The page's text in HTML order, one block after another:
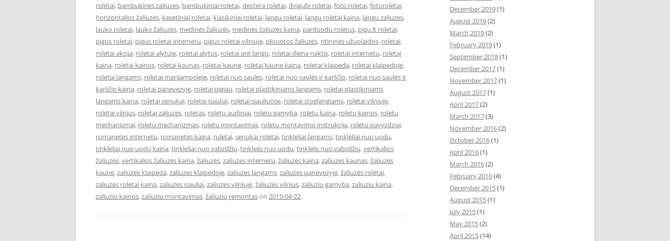
roletai, bambukines zaliuzes, bambukiniai roletai,dextera roletai,dvigubi roletai,foto roletai,fotoroletai,
horizontalios žaliuzės, kasetiniai roletai, klasikiniai roletai, langu roletai, langu roletai kaina, langu zaliuzes,
lauko roletai, lauko žaliuzės, medinės žaliuzės, medinės žaliuzės kaina, parduodu roletus, pigu.lt roletai,
pigus roletai, pigus roletai internetu, pigus roletai vilniuje, plisuotos žaliuzės, ritininės užuolaidos, roletai,
roletai akcija, roletai alytuje, roletai alytus, roletai ant langu, roletai diena naktis, roletai internetu, roletai
kaina, roletai kainos, roletai kaunas, roletai kaune, roletai kaune kaina, roletai klaipeda, roletai klaipedoje,
roletai langams, roletai marijampoleje, roletai nuo saulės, roletai nuo saulės ir karščio, roletai nuo saulės ir
karščio kaina, roletai panevezyje, roletai pigiau, roletai plastikiniams langams, roletai plastikiniams
langams kaina, roletai senukai, roletai siauliai, roletai siauliuose, roletai stoglangiams, roletai vilniuje,
roletai vilnius, roletai zaliuzes, roletas, roletu audiniai, roletu gamyba, roletu kaina, roletų kainos, roletu
mechanizmai, roletu mechanizmas, roletu montavimas, roletu montavimo instrukcija, roletu pavyzdziai,
romanetes internetu, romanetes kaina, ruletai,senukai roletai,tinkleliai langams,tinkleliai nuo uodu,
tinkleliai nuo uodų kaina,tinkleliai nuo vabzdžių,tinklelis nuo uodu,tinklelis nuo vabzdžių,vertikalios
žaliuzės,vertikalios žaliuzės kaina,žaliuzės,zaliuzes internetu,žaliuzės kaina,zaliuzes kaunas,žaliuzės
kaune,zaliuzes klaipeda,zaliuzes klaipedoje,zaliuzes langams,zaliuzes panevezyje,žaliuzės roletai,
zaliuzes roletai kaina,zaliuzes siauliai,zaliuzes vilniuje,žaliuzės vilnius,zaliuziu gamyba,zaliuziu kaina,
zaliuziu kainos,zaliuziu montavimas,žaliuzių remontason 2015-04-22.
December 2019(1)
August 2019(2)
March 2019(2)
February 2019(1)
September 2018(1)
December 2017(1)
November 2017(1)
August 2017(1)
April 2017(2)
March 2017(3)
November 2016(2)
October 2016(1)
April 2016(1)
March 2016(2)
February 2016(4)
December 2015(1)
August 2015(1)
July 2015(1)
May 2015(2)
April 2015(14)